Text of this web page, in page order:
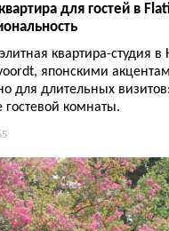
для гостей в
квартира-студия
японскими
для длительных
комнаты.